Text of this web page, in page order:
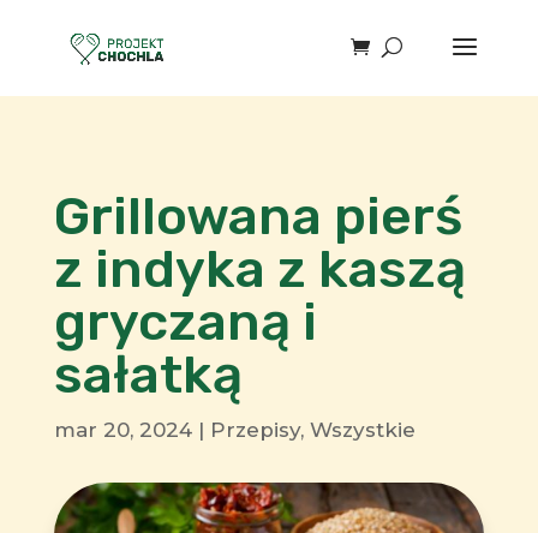
Grillowana pierś
z indyka z kaszą
gryczaną i
sałatką
mar 20, 2024| Przepisy, Wszystkie